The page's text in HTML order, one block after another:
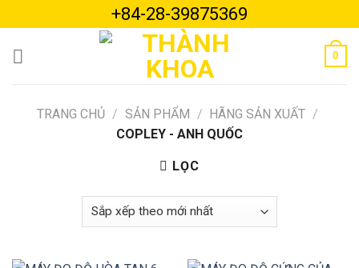
to
content
+84-28-39875369
0
TRANG CHỦ / SẢN PHẨM / HÃNG SẢN XUẤT /
COPLEY - ANH QUỐC
LỌC